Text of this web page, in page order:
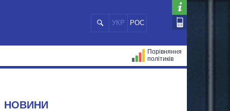
УКР РОС
Порівняння
політиків
НОВИНИ